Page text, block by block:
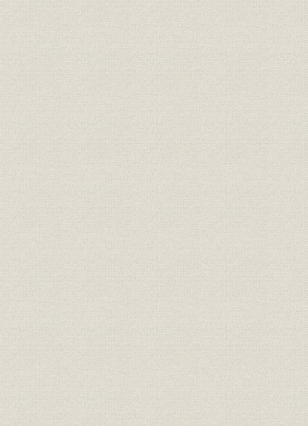
事業所;組織
主な各ビルの名称ならびに配置
図
1974年(昭
事業所;海外事業 店舗数・海外拠点数の推移
1970年(昭
(昭和59年
関係会社;財務・業績 関連会社の業績 (1)委託会社 56期~58期
関係会社;財務・業績
関連会社の業績 参考 委託4社の
業績
1983年(昭
関係会社;財務・業績 関連会社の業績 (2)販売会社 56期~58期
関係会社;財務・業績
関連会社の業績 参考 販売2社の
業績
1983年(昭
関連会社の業績 (3)研究所
(4)YCC (5)土地建物 (6)エコー商